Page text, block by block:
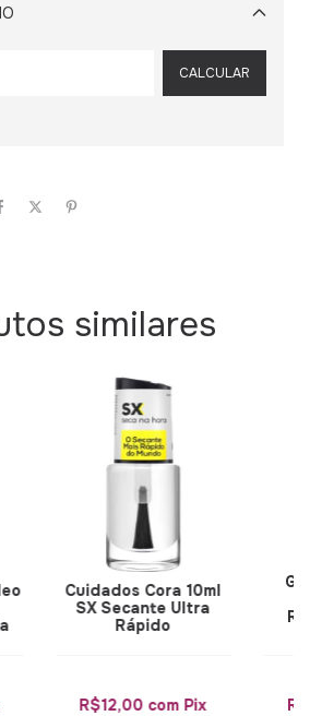
Alterar CEP
CALCULAR
similares
Cuidados Cora 10ml
SX Secante Ultra
Rápido
R$12,00 com Pix